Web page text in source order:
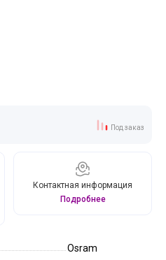
Под заказ
Контактная информация
Подробнее
Osram